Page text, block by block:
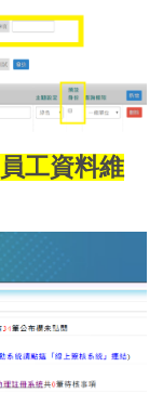
員工資料維